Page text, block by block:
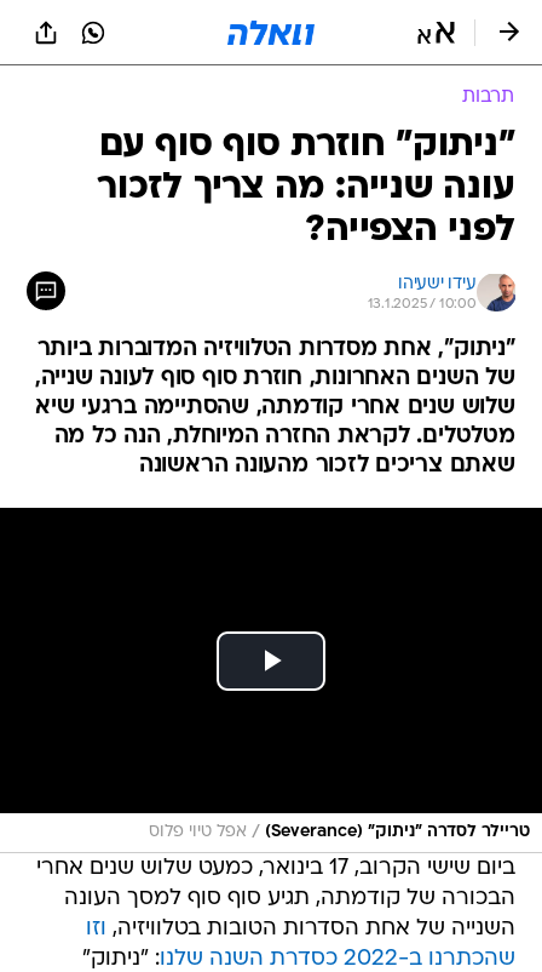
תרבות
"ניתוק" חוזרת סוף סוף עם
עונה שנייה: מה צריך לזכור
לפני הצפייה?
עידו ישעיהו
13.1.2025 / 10:00
"ניתוק", אחת מסדרות הטלוויזיה המדוברות ביותר
של השנים האחרונות, חוזרת סוף סוף לעונה שנייה,
שלוש שנים אחרי קודמתה, שהסתיימה ברגעי שיא
מטלטלים. לקראת החזרה המיוחלת, הנה כל מה
שאתם צריכים לזכור מהעונה הראשונה
טריילר לסדרה "ניתוק" (Severance) / אפל טיוי פלוס
ביום שישי הקרוב, 17 בינואר, כמעט שלוש שנים אחרי
הבכורה של קודמתה, תגיע סוף סוף למסך העונה
השנייה של אחת הסדרות הטובות בטלוויזיה, וזו
שהכתרנו ב-2022 כסדרת השנה שלנו
: "ניתוק"